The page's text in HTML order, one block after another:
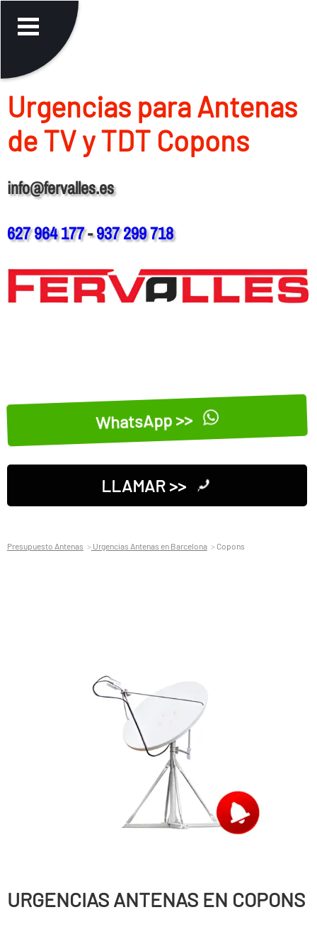
Urgencias para Antenas
de TV y TDT Copons
info@fervalles.es
627 964 177-937 299 718
WhatsApp >>
LLAMAR >>
Presupuesto Antenas Urgencias Antenas en Barcelona Copons
URGENCIAS ANTENAS EN COPONS